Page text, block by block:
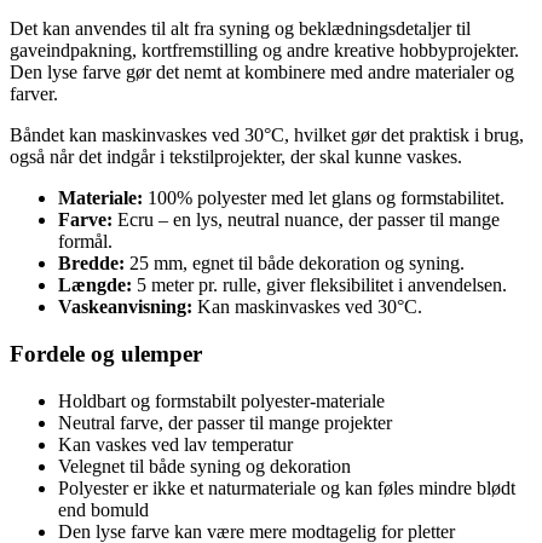
Det kan anvendes til alt fra syning og beklædningsdetaljer til
gaveindpakning, kortfremstilling og andre kreative hobbyprojekter.
Den lyse farve gør det nemt at kombinere med andre materialer og
farver.
Båndet kan maskinvaskes ved 30°C, hvilket gør det praktisk i brug,
også når det indgår i tekstilprojekter, der skal kunne vaskes.
Materiale: 100% polyester med let glans og formstabilitet.
Farve: Ecru – en lys, neutral nuance, der passer til mange
formål.
Bredde: 25 mm, egnet til både dekoration og syning.
Længde: 5 meter pr. rulle, giver fleksibilitet i anvendelsen.
Vaskeanvisning: Kan maskinvaskes ved 30°C.
Fordele og ulemper
Holdbart og formstabilt polyester-materiale
Neutral farve, der passer til mange projekter
Kan vaskes ved lav temperatur
Velegnet til både syning og dekoration
Polyester er ikke et naturmateriale og kan føles mindre blødt
end bomuld
Den lyse farve kan være mere modtagelig for pletter